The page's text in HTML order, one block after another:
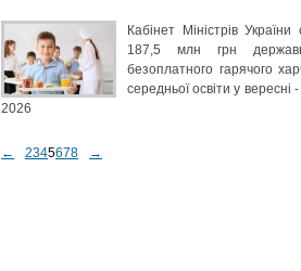
Кабінет Міністрів
187,5 млн грн
безоплатного гарячого
середньої освіти у вересні
2026
← 2345678 →